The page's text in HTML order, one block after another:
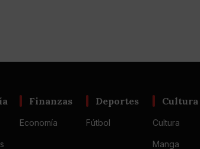
Finanzas
Economía
Deportes
Fútbol
Cultura
Cultura
Manga